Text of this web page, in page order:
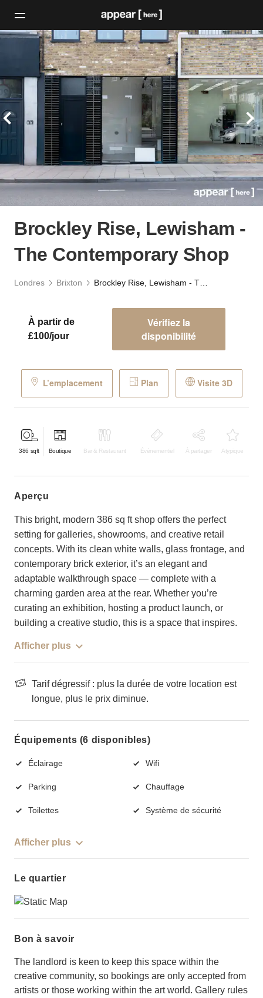
Brockley Rise, Lewisham -
The Contemporary Shop
Londres Brixton
À partir de
£100/jour
Vérifiez la
disponibilité
L’emplacement Plan Visite 3D
386 sqft Boutique Bar & Restaurant Événementiel À partager Atypique
aperçu
This bright, modern 386 sq ft shop offers the perfect
setting for galleries, showrooms, and creative retail
concepts. With its clean white walls, glass frontage, and
contemporary brick exterior, it’s an elegant and
adaptable walkthrough space — complete with a
charming garden area at the rear. Whether you’re
curating an exhibition, hosting a product launch, or
building a creative studio, this is a space that inspires.
Afficher plus
Tarif dégressif : plus la durée de votre location est
longue, plus le prix diminue.
Équipements (6 disponibles)
Éclairage Wifi
Parking Chauffage
Toilettes Système de sécurité
Afficher plus
Le quartier
Bon à savoir
The landlord is keen to keep this space within the
creative community, so bookings are only accepted from
artists or those working within the art world. Gallery rules